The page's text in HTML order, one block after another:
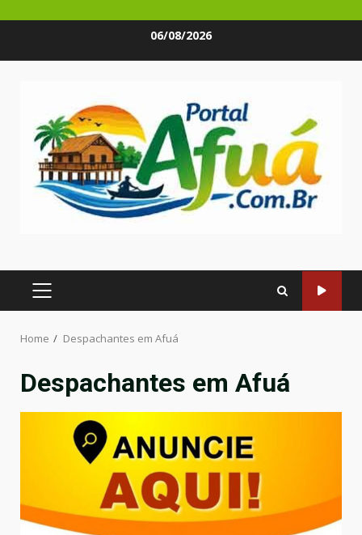
06/08/2026
PRIMARY
Home Despachantes em Afuá
Despachantes em Afuá